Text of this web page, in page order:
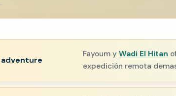
Fayoum y Wadi El Hitan
expedición remota